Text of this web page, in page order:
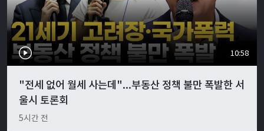
10:58
"전세 없어 월세 사는데"...부동산 정책 불만 폭발한 서
울시 토론회
5시간 전